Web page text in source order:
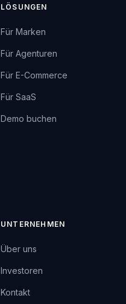
LÖSUNGEN
Für Marken
Für Agenturen
Für E-Commerce
Für SaaS
Demo buchen
UNTERNEHMEN
Über uns
Investoren
Kontakt